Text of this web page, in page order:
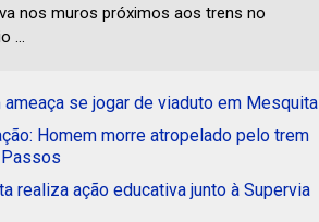
nos muros próximos aos trens no
...
ameaça se jogar de viaduto em Mesquita
Homem morre atropelado pelo trem
realiza ação educativa junto à Supervia